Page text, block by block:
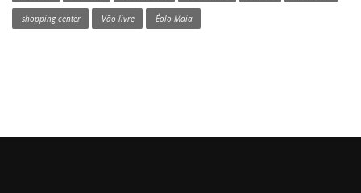
shopping center Vão livre Éolo Maia